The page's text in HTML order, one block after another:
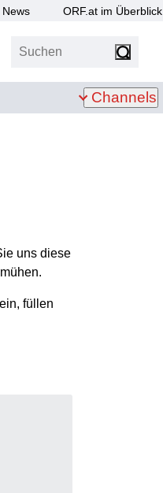
News ORF.at im Überblick
Suchen
Channels
uns diese
füllen